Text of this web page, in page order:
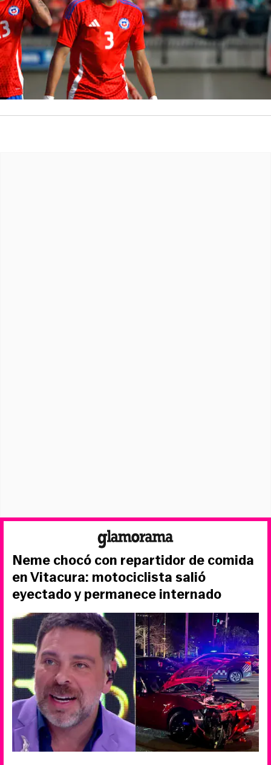
Neme chocó con repartidor de comida
en Vitacura: motociclista salió
eyectado y permanece internado